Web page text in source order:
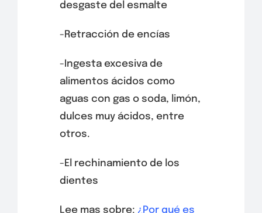
desgaste del esmalte
-Retracción de encías
-Ingesta excesiva de
alimentos ácidos como
aguas con gas o soda, limón,
dulces muy ácidos, entre
otros.
-El rechinamiento de los
dientes
Lee mas sobre: ¿Por qué es